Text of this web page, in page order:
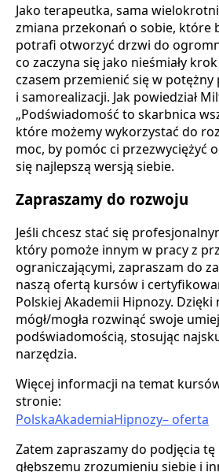
Jako terapeutka, sama
zmiana przekonań o sobie, które
potrafi otworzyć drzwi do
co zaczyna się jako nieśmiały
czasem przemienić się w
i samorealizacji. Jak powiedział
„Podświadomość to skarbnica
które możemy wykorzystać do
moc, by pomóc ci przezwyciężyć
się najlepszą wersją siebie.
Zapraszamy do rozwoju
Jeśli chcesz stać się
który pomoże innym w pracy z
ograniczającymi, zapraszam do
naszą ofertą kursów i
Polskiej Akademii Hipnozy. Dzięki
mógł/mogła rozwinąć swoje
podświadomością, stosując
narzędzia.
Więcej informacji na temat
stronie:
PolskaAkademiaHipnozy– oferta
Zatem zapraszamy do podjęcia
głębszemu zrozumieniu siebie i